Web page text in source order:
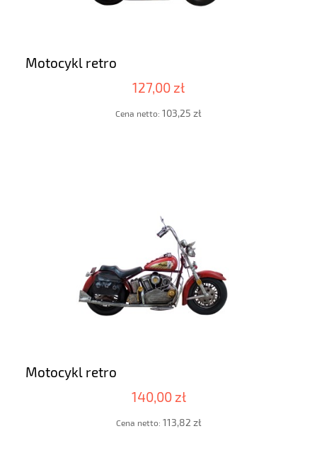
Motocykl retro
127,00 zł
Cena netto: 103,25 zł
Motocykl retro
140,00 zł
Cena netto: 113,82 zł